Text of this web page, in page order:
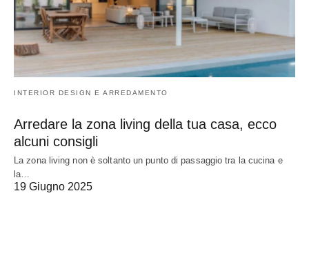
INTERIOR DESIGN E ARREDAMENTO
Arredare la zona living della tua casa, ecco
alcuni consigli
La zona living non è soltanto un punto di passaggio tra la cucina e
la…
19 Giugno 2025